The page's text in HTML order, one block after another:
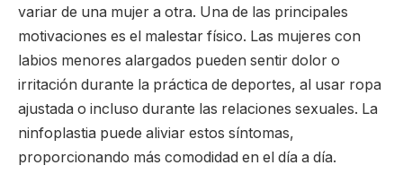
variar de una mujer a otra. Una de las principales
motivaciones es el malestar físico. Las mujeres con
labios menores alargados pueden sentir dolor o
irritación durante la práctica de deportes, al usar ropa
ajustada o incluso durante las relaciones sexuales. La
ninfoplastia puede aliviar estos síntomas,
proporcionando más comodidad en el día a día.